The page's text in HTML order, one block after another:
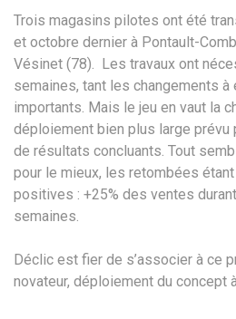
Trois magasins pilotes ont été
et octobre dernier à Pontault-
Vésinet (78). Les travaux ont
semaines, tant les changements
importants. Mais le jeu en vaut la
déploiement bien plus large prévu
de résultats concluants. Tout
pour le mieux, les retombées
positives : +25% des ventes
semaines.
Déclic est fier de s’associer à ce
novateur, déploiement du concept